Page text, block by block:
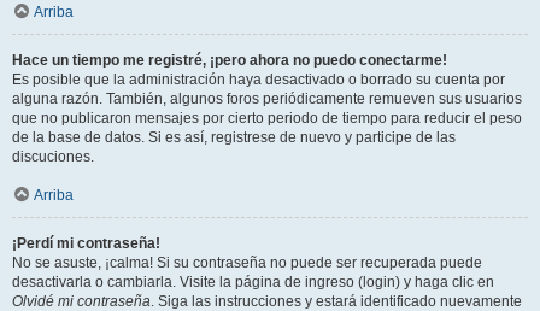
Arriba
Hace un tiempo me registré, ¡pero ahora no puedo conectarme!
Es posible que la administración haya desactivado o borrado su cuenta por
alguna razón. También, algunos foros periódicamente remueven sus usuarios
que no publicaron mensajes por cierto periodo de tiempo para reducir el peso
de la base de datos. Si es así, registrese de nuevo y participe de las
discuciones.
Arriba
¡Perdí mi contraseña!
No se asuste, ¡calma! Si su contraseña no puede ser recuperada puede
desactivarla o cambiarla. Visite la página de ingreso (login) y haga clic en
Olvidé mi contraseña. Siga las instrucciones y estará identificado nuevamente